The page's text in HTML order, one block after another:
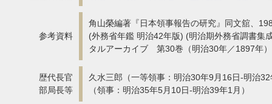
参考資料
角山榮編著『日本領事報告の研究』同文舘、
(外務省年鑑 明治42年版) (明治期外務省調書集
タルアーカイブ 第30巻（明治30年／1897年
歴代長官
部局長等
久水三郎（一等領事：明治30年9月16日-明治
（領事：明治35年5月10日-明治39年1月）